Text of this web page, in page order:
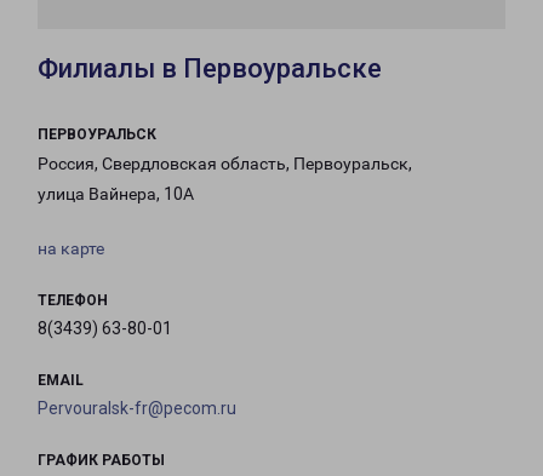
Филиалы в Первоуральске
ПЕРВОУРАЛЬСК
Россия, Свердловская область, Первоуральск,
улица Вайнера, 10А
на карте
ТЕЛЕФОН
8(3439) 63-80-01
EMAIL
Pervouralsk-fr@pecom.ru
ГРАФИК РАБОТЫ